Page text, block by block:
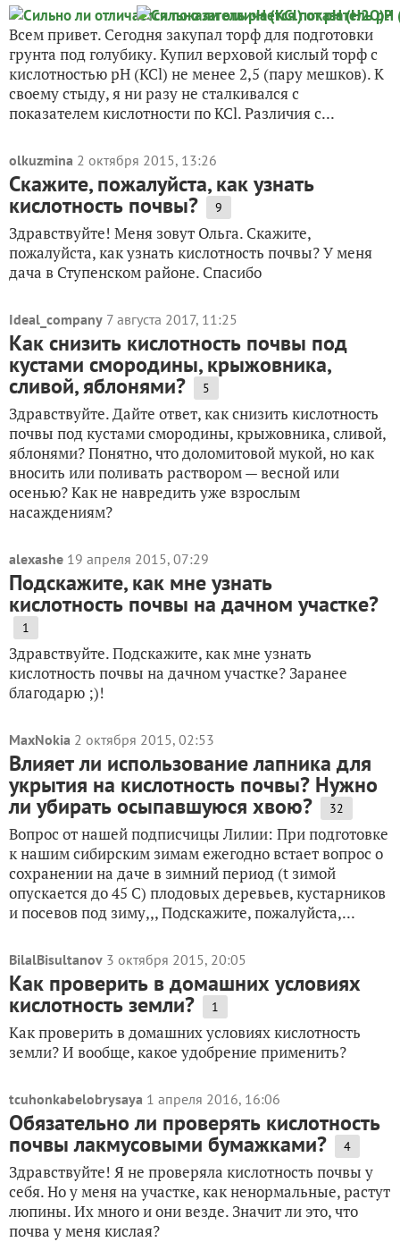
Всем привет. Сегодня закупал торф для подготовки
грунта под голубику. Купил верховой кислый торф с
кислотностью pH (KCl) не менее 2,5 (пару мешков). К
своему стыду, я ни разу не сталкивался с
показателем кислотности по KCl. Различия с...
olkuzmina 2 октября 2015, 13:26
Скажите, пожалуйста, как узнать
кислотность почвы? 9
Здравствуйте! Меня зовут Ольга. Скажите,
пожалуйста, как узнать кислотность почвы? У меня
дача в Ступенском районе. Спасибо
Ideal_company 7 августа 2017, 11:25
Как снизить кислотность почвы под
кустами смородины, крыжовника,
сливой, яблонями? 5
Здравствуйте. Дайте ответ, как снизить кислотность
почвы под кустами смородины, крыжовника, сливой,
яблонями? Понятно, что доломитовой мукой, но как
вносить или поливать раствором — весной или
осенью? Как не навредить уже взрослым
насаждениям?
alexashe 19 апреля 2015, 07:29
Подскажите, как мне узнать
кислотность почвы на дачном участке?
1
Здравствуйте. Подскажите, как мне узнать
кислотность почвы на дачном участке? Заранее
благодарю ;)!
MaxNokia 2 октября 2015, 02:53
Влияет ли использование лапника для
укрытия на кислотность почвы? Нужно
ли убирать осыпавшуюся хвою? 32
Вопрос от нашей подписчицы Лилии: При подготовке
к нашим сибирским зимам ежегодно встает вопрос о
сохранении на даче в зимний период (t зимой
опускается до 45 С) плодовых деревьев, кустарников
и посевов под зиму,,, Подскажите, пожалуйста,...
BilalBisultanov 3 октября 2015, 20:05
Как проверить в домашних условиях
кислотность земли? 1
Как проверить в домашних условиях кислотность
земли? И вообще, какое удобрение применить?
tcuhonkabelobrysaya 1 апреля 2016, 16:06
Обязательно ли проверять кислотность
почвы лакмусовыми бумажками? 4
Здравствуйте! Я не проверяла кислотность почвы у
себя. Но у меня на участке, как ненормальные, растут
люпины. Их много и они везде. Значит ли это, что
почва у меня кислая?